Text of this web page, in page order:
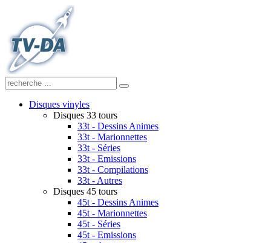
Disques vinyles
Disques 33 tours
33t - Dessins Animes
33t - Marionnettes
33t - Séries
33t - Emissions
33t - Compilations
33t - Autres
Disques 45 tours
45t - Dessins Animes
45t - Marionnettes
45t - Séries
45t - Emissions